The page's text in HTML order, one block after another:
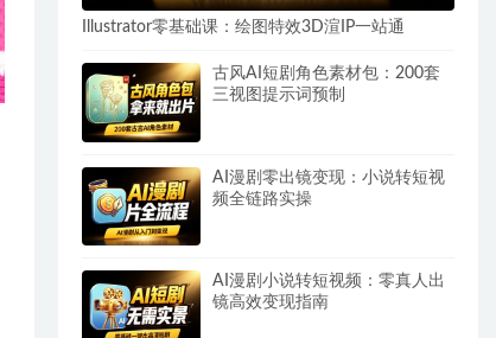
Illustrator零基础课：绘图特效3D渲IP一站通
古风AI短剧角色素材包：200套
三视图提示词预制
AI漫剧零出镜变现：小说转短视
频全链路实操
AI漫剧小说转短视频：零真人出
镜高效变现指南